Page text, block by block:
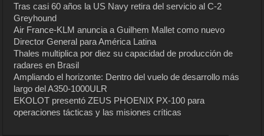
Tras casi 60 años la US Navy retira del servicio al C-2
Greyhound
Air France-KLM anuncia a Guilhem Mallet como nuevo
Director General para América Latina
Thales multiplica por diez su capacidad de producción de
radares en Brasil
Ampliando el horizonte: Dentro del vuelo de desarrollo más
largo del A350-1000ULR
EKOLOT presentó ZEUS PHOENIX PX-100 para
operaciones tácticas y las misiones críticas